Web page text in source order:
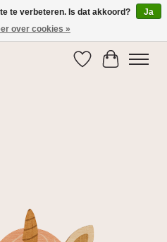
€ 75,-
Verlanglijst
te verbeteren. Is dat akkoord?
Ja
over cookies »